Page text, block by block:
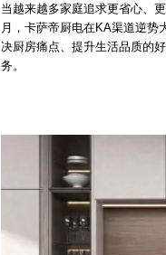
当越来越多家庭追求更省心、
月，卡萨帝厨电在KA渠道逆势
决厨房痛点、提升生活品质的
务。